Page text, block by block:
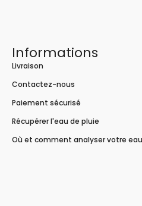
Informations
Livraison
Contactez-nous
Paiement sécurisé
Récupérer l'eau de pluie
Où et comment analyser votre